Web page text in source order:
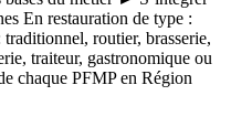
En restauration de type :
routier, brasserie,
traiteur, gastronomique ou
chaque PFMP en Région